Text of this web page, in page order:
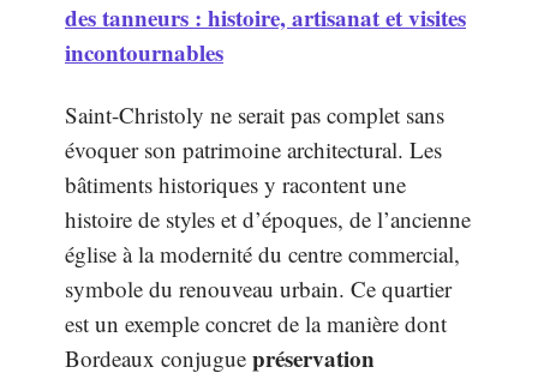
des tanneurs : histoire, artisanat et visites
incontournables
Saint-Christoly ne serait pas complet sans
évoquer son patrimoine architectural. Les
bâtiments historiques y racontent une
histoire de styles et d’époques, de l’ancienne
église à la modernité du centre commercial,
symbole du renouveau urbain. Ce quartier
est un exemple concret de la manière dont
Bordeaux conjugue préservation